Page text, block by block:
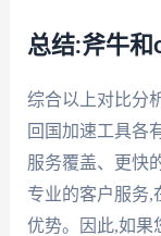
总结:斧牛和
综合以上对比分
回国加速工具各
服务覆盖、更快
专业的客户服务,
优势。因此,如果